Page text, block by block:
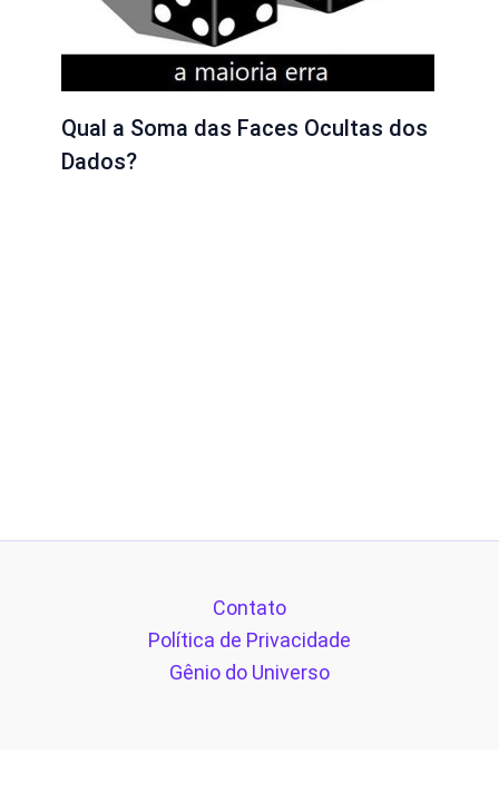
Qual a Soma das Faces Ocultas dos
Dados?
Contato
Política de Privacidade
Gênio do Universo